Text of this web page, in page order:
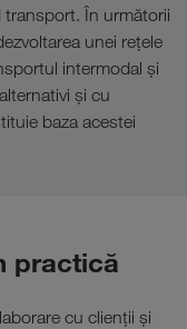
În următorii
unei rețele
intermodal și
și cu
baza acestei
practică
cu clienții și